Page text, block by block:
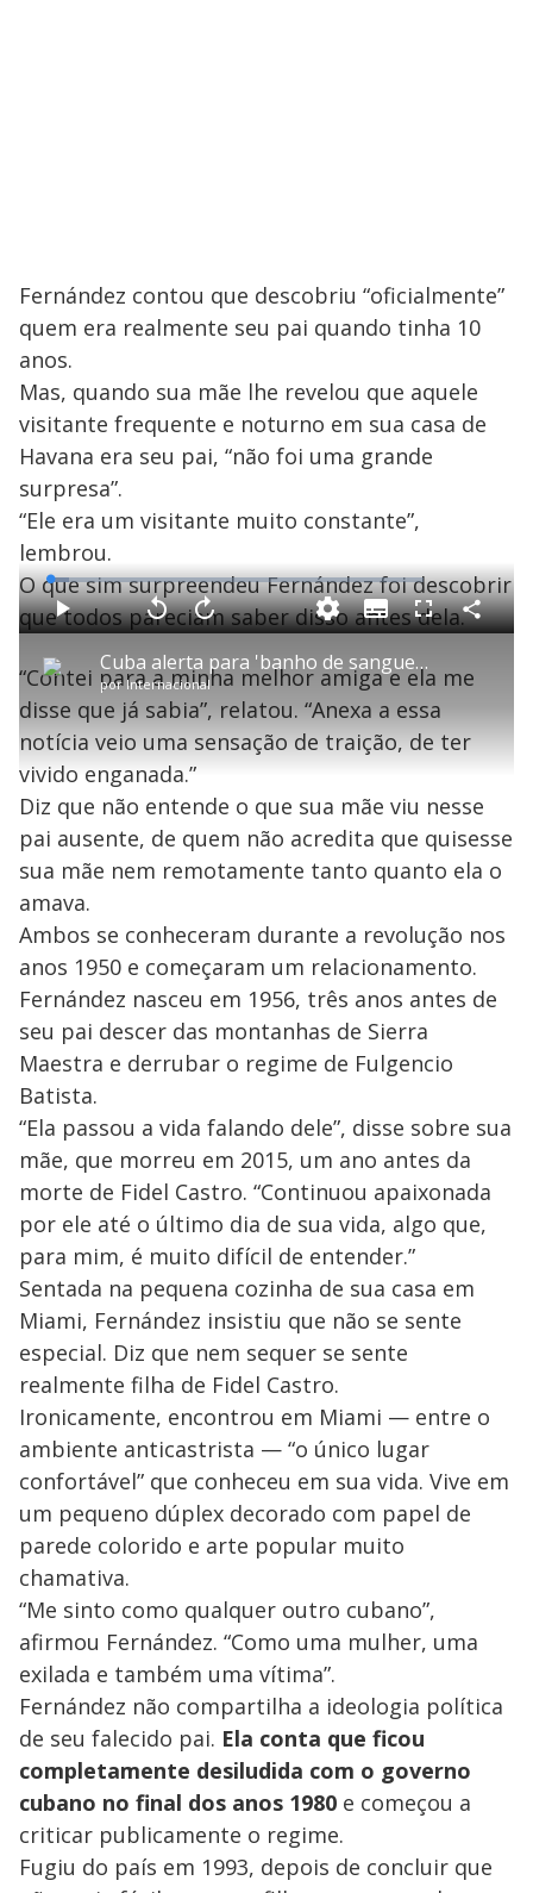
Fernández contou que descobriu “oficialmente”
quem era realmente seu pai quando tinha 10
anos.
Mas, quando sua mãe lhe revelou que aquele
visitante frequente e noturno em sua casa de
Havana era seu pai, “não foi uma grande
surpresa”.
“Ele era um visitante muito constante”,
lembrou.
O que sim surpreendeu Fernández foi descobrir
que todos pareciam saber disso antes dela.
P
l
a
y
V
i
d
e
o
Cuba alerta para 'banho de sangue' se EUA invadirem ilha
por Internacional
P V
t
a
r
0
e
g
n
d
s
A
n
ç
a
r
1
s
e
o
s
d
o
L
o
a
d
e
4
.
9
6
%
S
u
b
i
t
l
s
F
l
s
c
e
n
C
o
a
r
“Contei para a minha melhor amiga e ela me
disse que já sabia”, relatou. “Anexa a essa
notícia veio uma sensação de traição, de ter
vivido enganada.”
Diz que não entende o que sua mãe viu nesse
pai ausente, de quem não acredita que quisesse
sua mãe nem remotamente tanto quanto ela o
amava.
Ambos se conheceram durante a revolução nos
anos 1950 e começaram um relacionamento.
Fernández nasceu em 1956, três anos antes de
seu pai descer das montanhas de Sierra
Maestra e derrubar o regime de Fulgencio
Batista.
“Ela passou a vida falando dele”, disse sobre sua
mãe, que morreu em 2015, um ano antes da
morte de Fidel Castro. “Continuou apaixonada
por ele até o último dia de sua vida, algo que,
para mim, é muito difícil de entender.”
Sentada na pequena cozinha de sua casa em
Miami, Fernández insistiu que não se sente
especial. Diz que nem sequer se sente
realmente filha de Fidel Castro.
Ironicamente, encontrou em Miami — entre o
ambiente anticastrista — “o único lugar
confortável” que conheceu em sua vida. Vive em
um pequeno dúplex decorado com papel de
parede colorido e arte popular muito
chamativa.
“Me sinto como qualquer outro cubano”,
afirmou Fernández. “Como uma mulher, uma
exilada e também uma vítima”.
Fernández não compartilha a ideologia política
de seu falecido pai. Ela conta que ficou
completamente desiludida com o governo
cubano no final dos anos 1980 e começou a
criticar publicamente o regime.
Fugiu do país em 1993, depois de concluir que